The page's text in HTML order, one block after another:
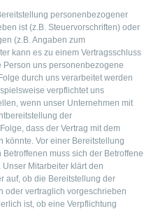
personenbezogener
ist (z.B. Steuervorschriften) oder
(z.B. Angaben zum
kann es zu einem Vertragsschluss
uns personenbezogene
durch uns verarbeitet werden
verpflichtet uns
wenn unser Unternehmen mit
der
dass der Vertrag mit dem
könnte. Vor einer Bereitstellung
muss sich der Betroffene
Mitarbeiter klärt den
auf, ob die Bereitstellung der
oder vertraglich vorgeschrieben
ist, ob eine Verpflichtung